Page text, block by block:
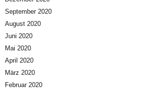
September 2020
August 2020
Juni 2020
Mai 2020
April 2020
März 2020
Februar 2020